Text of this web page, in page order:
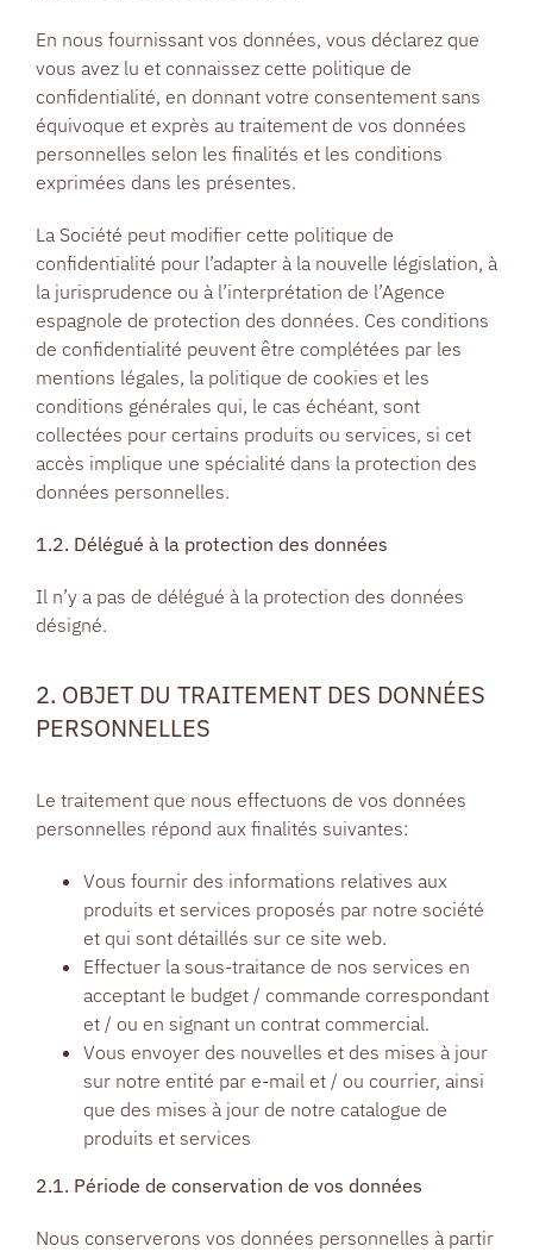
En nous fournissant vos données, vous déclarez que
vous avez lu et connaissez cette politique de
confidentialité, en donnant votre consentement sans
équivoque et exprès au traitement de vos données
personnelles selon les finalités et les conditions
exprimées dans les présentes.
La Société peut modifier cette politique de
confidentialité pour l’adapter à la nouvelle législation, à
la jurisprudence ou à l’interprétation de l’Agence
espagnole de protection des données. Ces conditions
de confidentialité peuvent être complétées par les
mentions légales, la politique de cookies et les
conditions générales qui, le cas échéant, sont
collectées pour certains produits ou services, si cet
accès implique une spécialité dans la protection des
données personnelles.
1.2. Délégué à la protection des données
Il n’y a pas de délégué à la protection des données
désigné.
2. OBJET DU TRAITEMENT DES DONNÉES
PERSONNELLES
Le traitement que nous effectuons de vos données
personnelles répond aux finalités suivantes:
Vous fournir des informations relatives aux
produits et services proposés par notre société
et qui sont détaillés sur ce site web.
Effectuer la sous-traitance de nos services en
acceptant le budget / commande correspondant
et / ou en signant un contrat commercial.
Vous envoyer des nouvelles et des mises à jour
sur notre entité par e-mail et / ou courrier, ainsi
que des mises à jour de notre catalogue de
produits et services
2.1. Période de conservation de vos données
Nous conserverons vos données personnelles à partir